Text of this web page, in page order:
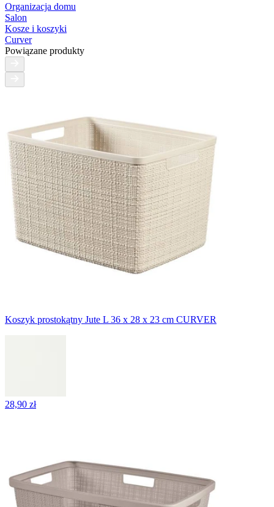
Organizacja domu
Salon
Kosze i koszyki
Curver
Powiązane produkty
Koszyk prostokątny Jute L 36 x 28 x 23 cm CURVER
28,90 zł